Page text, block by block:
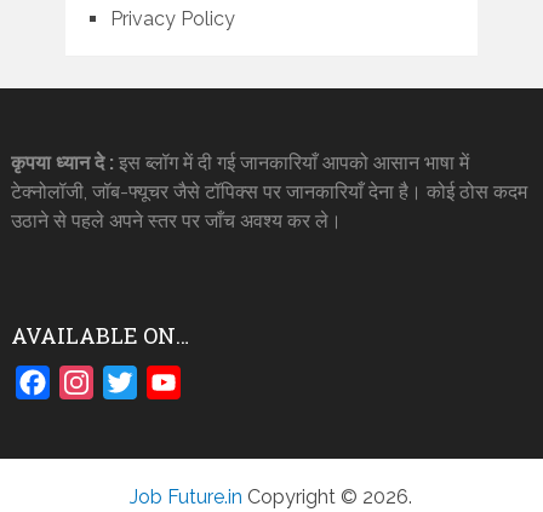
Privacy Policy
कृपया ध्यान दे : इस ब्लॉग में दी गई जानकारियाँ आपको आसान भाषा में
टेक्नोलॉजी, जॉब-फ्यूचर जैसे टॉपिक्स पर जानकारियाँ देना है। कोई ठोस कदम
उठाने से पहले अपने स्तर पर जाँच अवश्य कर ले।
AVAILABLE ON…
FacebookInstagram
Twitter
Job Future.in Copyright © 2026.